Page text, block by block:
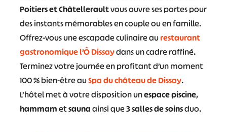
Poitiers et Châtelleraultvous ouvre ses portes pour
des instants mémorables en couple ou en famille.
Offrez-vous une escapade culinaire aurestaurant
gastronomique l’Ô Dissaydans un cadre raffiné.
Terminez votre journée en profitant d’un moment
100 % bien-être auSpa du château de Dissay.
L’hôtel met à votre disposition unespace piscine,
hammametsaunaainsi que3 salles de soinsduo.